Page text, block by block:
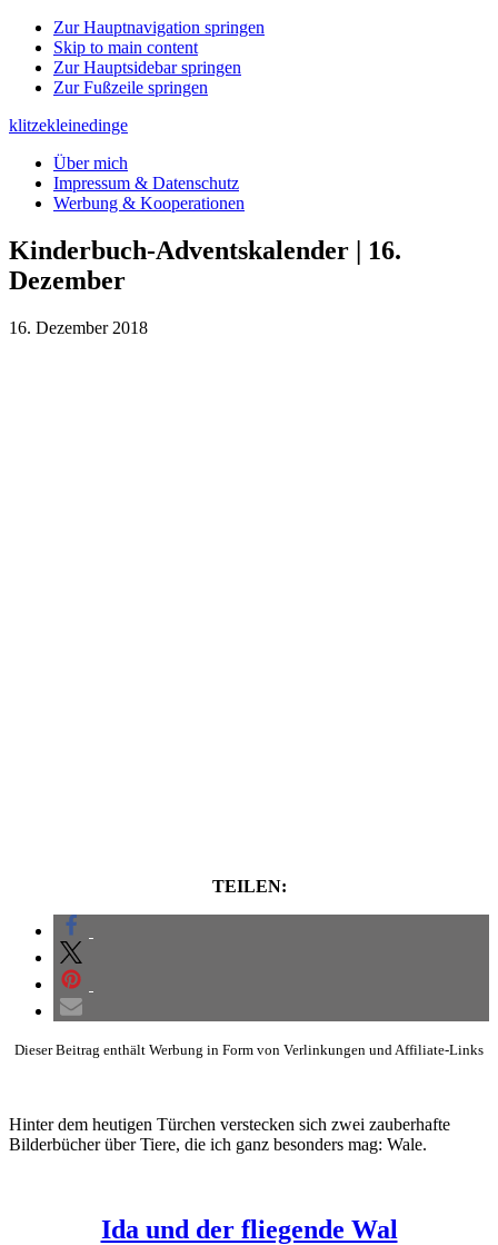
Zur Hauptnavigation springen
Skip to main content
Zur Hauptsidebar springen
Zur Fußzeile springen
klitzekleinedinge
Über mich
Impressum & Datenschutz
Werbung & Kooperationen
Kinderbuch-Adventskalender | 16.
Dezember
16. Dezember 2018
TEILEN:
Dieser Beitrag enthält Werbung in Form von Verlinkungen und Affiliate-Links
Hinter dem heutigen Türchen verstecken sich zwei zauberhafte
Bilderbücher über Tiere, die ich ganz besonders mag: Wale.
Ida und der fliegende Wal